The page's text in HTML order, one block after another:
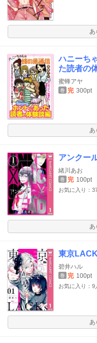
ハニーち
た読者の
蜜蜂アヤ
巻 完 300pt
アンクー
緒川あお
巻 完 100pt
お気に入り：
東京
碧井ハル
巻 完 100pt
お気に入り：9
あ